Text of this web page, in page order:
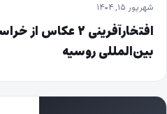
شهریور ۱۵, ۱۴۰۴
افتخارآفرینی ۲
بین‌المللی روسیه